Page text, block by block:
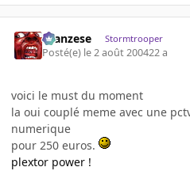
ilcanzese Stormtrooper
Posté(e) le 2 août 200422 a
voici le must du moment
la oui couplé meme avec une
numerique
pour 250 euros.
plextor power !